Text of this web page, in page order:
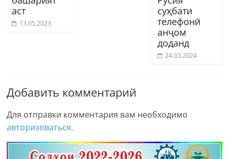
аст
13.05.2023
суҳбати
телефонӣ
анҷом
доданд
24.03.2024
Добавить комментарий
Для отправки комментария вам необходимо
авторизоваться.